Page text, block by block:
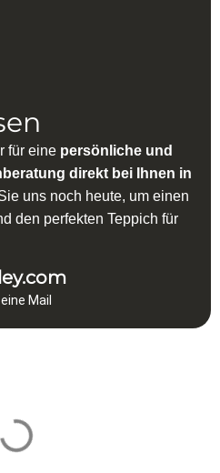
für eine persönliche und
direkt bei Ihnen in
uns noch heute, um einen
den perfekten Teppich für
Mail